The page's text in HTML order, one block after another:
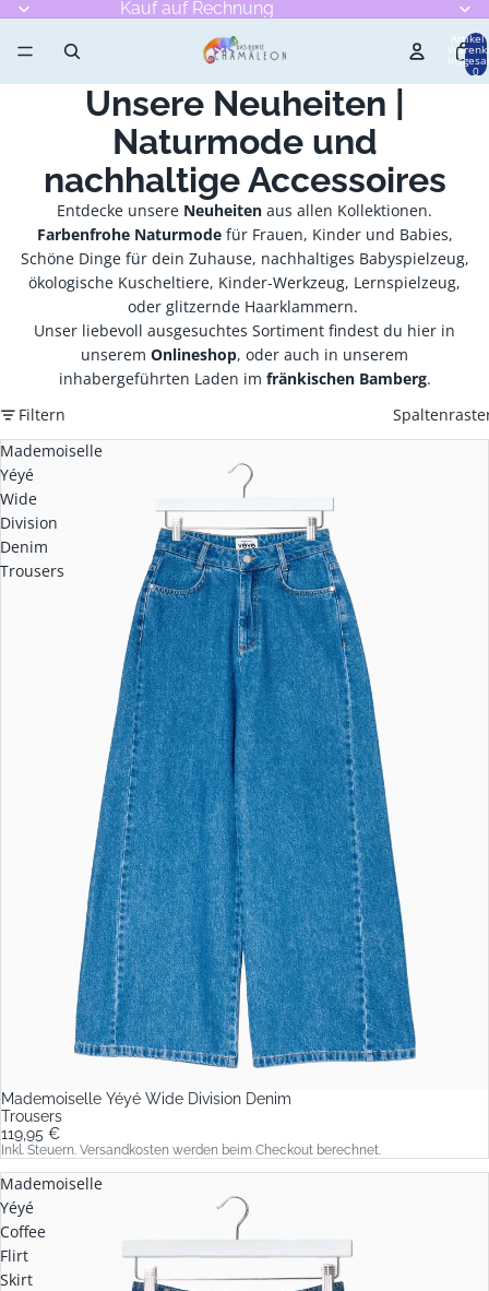
Kauf auf Rechnung
Artikel
0
Unsere Neuheiten |
Naturmode und
nachhaltige Accessoires
Entdecke unsere Neuheiten aus allen Kollektionen.
Farbenfrohe Naturmodefür Frauen, Kinder und Babies,
Schöne Dinge für dein Zuhause, nachhaltiges Babyspielzeug,
ökologische Kuscheltiere, Kinder-Werkzeug, Lernspielzeug,
oder glitzernde Haarklammern.
Unser liebevoll ausgesuchtes Sortiment findest du hier in
unserem Onlineshop, oder auch in unserem
inhabergeführten Laden im fränkischen Bamberg.
Filtern
Mademoiselle
Yéyé
Wide
Division
Denim
Trousers
Mademoiselle Yéyé Wide Division Denim
Trousers
119,95 €
Inkl. Steuern. Versandkosten werden beim Checkout berechnet.
Mademoiselle
Yéyé
Coffee
Flirt
Skirt